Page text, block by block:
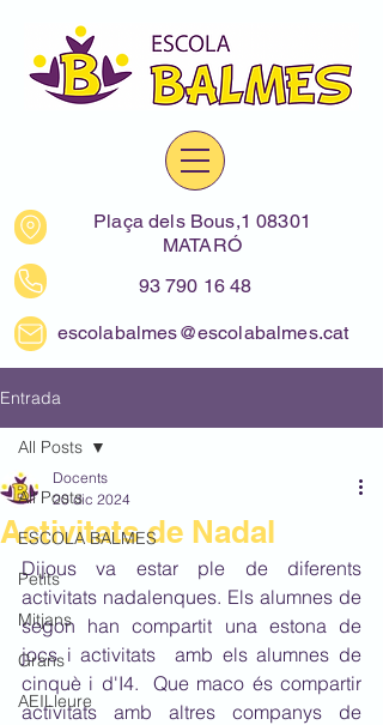
Plaça dels Bous,1 08301
MATARÓ
93 790 16 48
escolabalmes@escolabalmes.cat
Entrada
All Posts
ESCOLA BALMES
Petits
Mitjans
Grans
AEILleure
All Posts
Activitats de Nadal
Docents
20 dic 2024
Dijous va estar ple de diferents
activitats nadalenques. Els alumnes de
segon han compartit una estona de
jocs i activitats  amb els alumnes de
cinquè i d'I4.  Que maco és compartir
activitats amb altres companys de